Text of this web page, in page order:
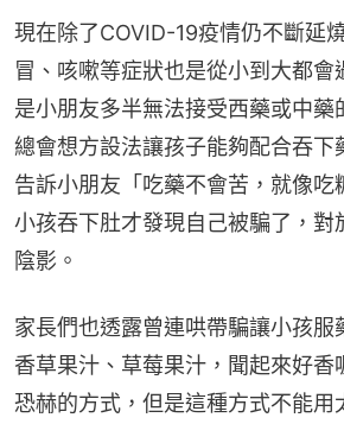
現在除了COVID-19疫情仍不斷延
冒、咳嗽等症狀也是從小到大都會
是小朋友多半無法接受西藥或中藥
總會想方設法讓孩子能夠配合吞下
告訴小朋友「吃藥不會苦，就像吃
小孩吞下肚才發現自己被騙了，對
陰影。
家長們也透露曾連哄帶騙讓小孩服
香草果汁、草莓果汁，聞起來好香
恐赫的方式，但是這種方式不能用